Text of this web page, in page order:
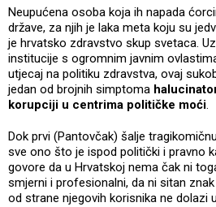
Neupućena osoba koja ih napada
države, za njih je laka meta koju su
je hrvatsko zdravstvo skup svetaca.
institucije s ogromnim javnim
utjecaj na politiku zdravstva, ovaj
jedan od brojnih simptoma
korupciji u centrima političke moći.
Dok prvi (Pantovčak) šalje
sve ono što je ispod politički i pravno
govore da u Hrvatskoj nema čak ni
smjerni i profesionalni, da ni sitan
od strane njegovih korisnika ne dolazi